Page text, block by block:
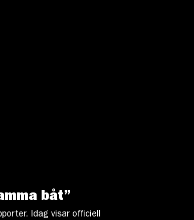
båt”
Idag visar officiell